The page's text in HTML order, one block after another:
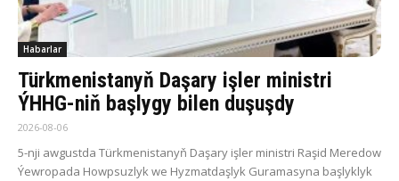
Habarlar
Türkmenistanyň Daşary işler ministri
ÝHHG-niň başlygy bilen duşuşdy
2026-08-06
5-nji awgustda Türkmenistanyň Daşary işler ministri Raşid Meredow
Ýewropada Howpsuzlyk we Hyzmatdaşlyk Guramasyna başlyklyk